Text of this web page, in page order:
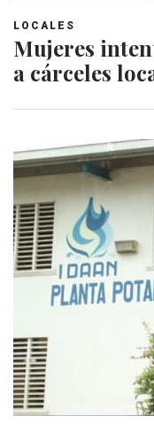
LOCALES
Mujeres
a cárceles